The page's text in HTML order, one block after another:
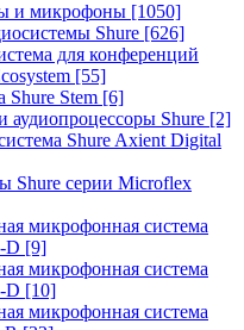
и микрофоны [1050]
Shure [626]
для конференций
[55]
Shure Stem [6]
Shure [2]
Shure Axient Digital
Shure серии Microflex
микрофонная система
D [9]
микрофонная система
D [10]
микрофонная система